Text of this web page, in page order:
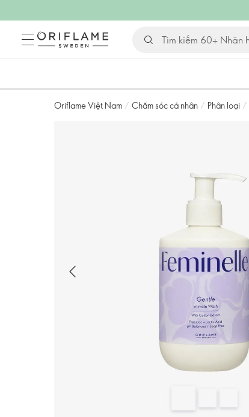
Oriflame Việt Nam / Chăm sóc cá nhân / Phân loại /